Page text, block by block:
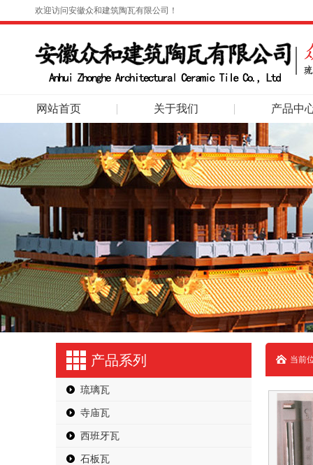
欢迎访问安徽众和建筑陶瓦有限公司！
网站首页 关于我们 产品中
产品系列
琉璃瓦
寺庙瓦
西班牙瓦
石板瓦
当前